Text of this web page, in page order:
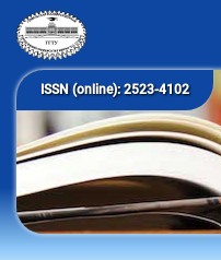
ISSN (online): 2523-4102